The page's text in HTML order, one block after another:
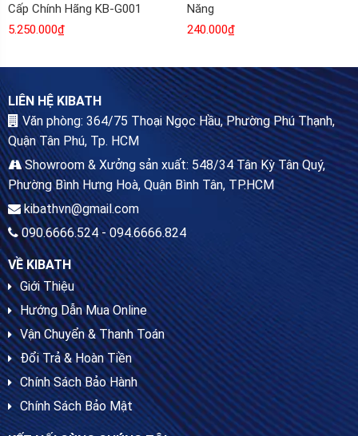
Cấp Chính Hãng KB-G001
5.250.000₫
Năng
240.000₫
LIÊN HỆ KIBATH
Văn phòng: 364/75 Thoại Ngọc Hầu, Phường Phú Thạnh,
Quận Tân Phú, Tp. HCM
Showroom & Xưởng sản xuất: 548/34 Tân Kỳ Tân Quý,
Phường Bình Hưng Hoà, Quận Bình Tân, TP.HCM
kibathvn@gmail.com
090.6666.524 - 094.6666.824
VỀ KIBATH
Giới Thiệu
Hướng Dẫn Mua Online
Vận Chuyển & Thanh Toán
Đổi Trả & Hoàn Tiền
Chính Sách Bảo Hành
Chính Sách Bảo Mật